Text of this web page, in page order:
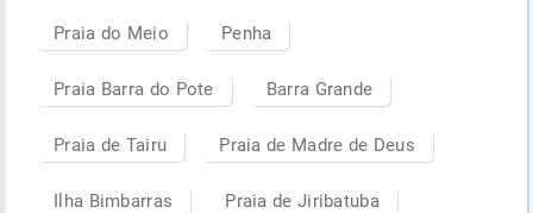
Praia do Meio Penha
Praia Barra do Pote Barra Grande
Praia de Tairu Praia de Madre de Deus
Ilha Bimbarras Praia de Jiribatuba